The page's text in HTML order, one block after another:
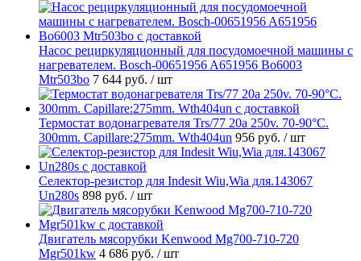
Насос рециркуляционный для посудомоечной машины с
нагревателем. Bosch-00651956 A651956 Bo6003
Mtr503bo 7 644 руб. / шт
Термостат водонагревателя Trs/77 20a 250v. 70-90°C.
300mm. Capillare:275mm. Wth404un 956 руб. / шт
Селектор-резистор для Indesit Wiu,Wia для.143067
Un280s 898 руб. / шт
Двигатель мясорубки Kenwood Mg700-710-720
Mgr501kw 4 686 руб. / шт